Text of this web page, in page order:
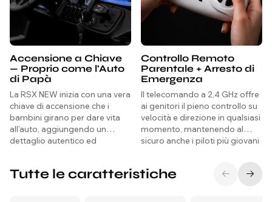
Accensione a Chiave
— Proprio come l'Auto
di Papà
La RSX NEW inizia con una vera
chiave di accensione che i
bambini girano per dare vita
all'auto, aggiungendo un
dettaglio autentico ed
momento.
Controllo Remoto
Parentale + Arresto di
Emergenza
Il telecomando a 2,4 GHz offre
ai genitori il pieno controllo su
velocità e direzione in qualsiasi
momento, mantenendo al
sicuro anche i piloti più giovani
Tutte le caratteristiche